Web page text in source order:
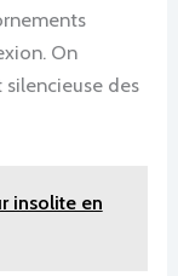
On
des
insolite en